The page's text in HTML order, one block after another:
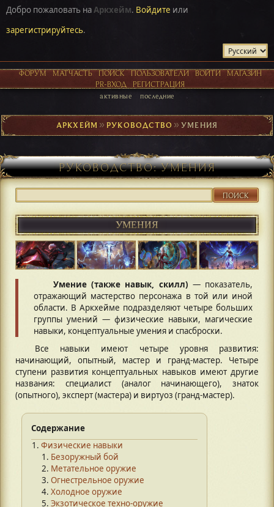
Добро пожаловать наАркхейм. Войдите или
зарегистрируйтесь.
ФОРУМ МАТЧАСТЬ ПОИСК ПОЛЬЗОВАТЕЛИ ВОЙТИ
МАГАЗИН
PR-ВХОД
РЕГИСТРАЦИЯ
активные последние
АРКХЕЙМ ►РУКОВОДСТВО ►УМЕНИЯ
РУКОВОДСТВО: УМЕНИЯ
ПОИСК
УМЕНИЯ
Умение (также навык, скилл) — показатель,
отражающий мастерство персонажа в той или иной
области. В Аркхейме подразделяют четыре больших
группы умений — физические навыки, магические
навыки, концептуальные умения и спасброски.
Все навыки имеют четыре уровня развития:
начинающий, опытный, мастер и гранд-мастер. Четыре
ступени развития концептуальных навыков имеют другие
названия: специалист (аналог начинающего), знаток
(опытного), эксперт (мастера) и виртуоз (гранд-мастер).
Содержание
Физические навыки
Безоружный бой
Метательное оружие
Огнестрельное оружие
Холодное оружие
Экзотическое техно-оружие